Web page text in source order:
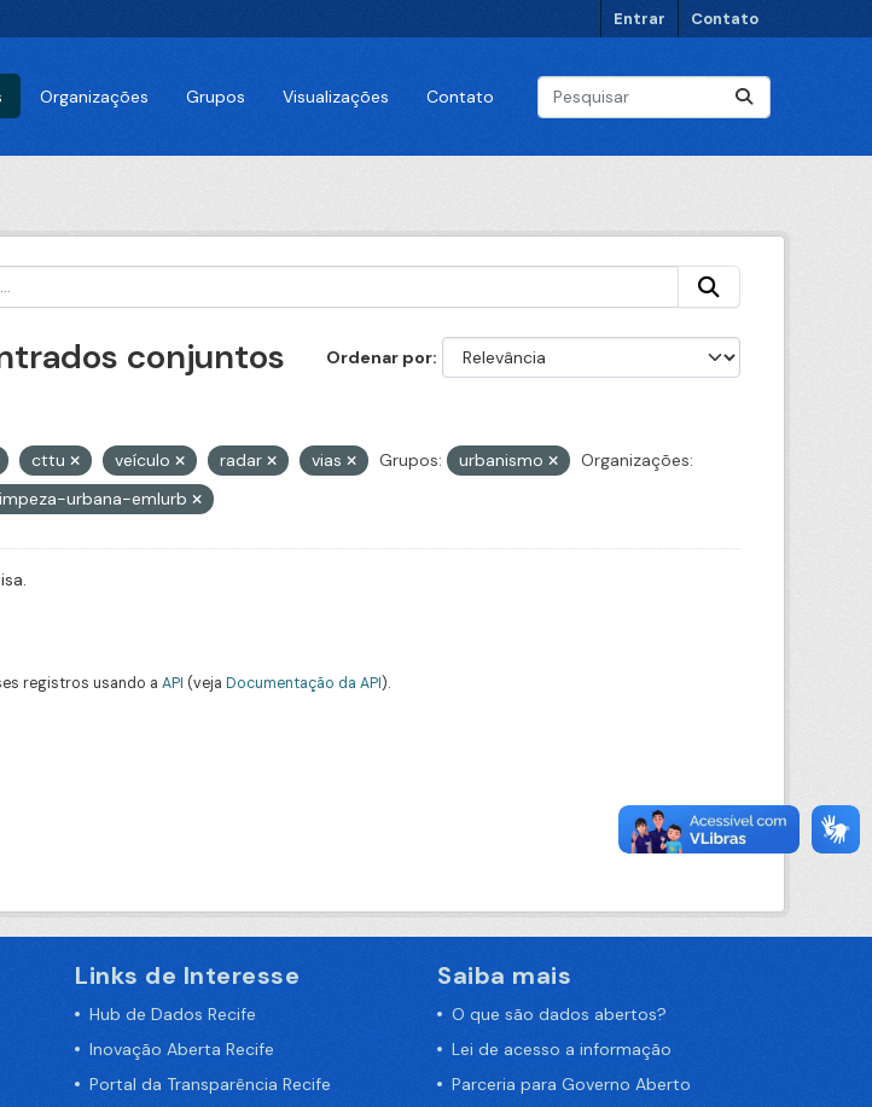
Entrar Contato
Organizações Grupos Visualizações Contato
Ordenar por
conjuntos
cttu veículo radar vias Grupos: urbanismo
Organizações:
urbana-emlurb
registros usando a API (veja Documentação da API).
Links de Interesse
Hub de Dados Recife
Inovação Aberta Recife
Portal da Transparência Recife
Saiba mais
O que são dados abertos?
Lei de acesso a informação
Parceria para Governo Aberto